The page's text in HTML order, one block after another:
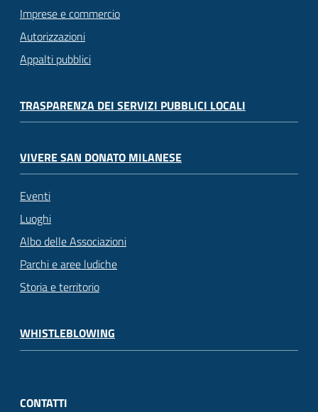
Imprese e commercio
Autorizzazioni
Appalti pubblici
TRASPARENZA DEI SERVIZI PUBBLICI LOCALI
VIVERE SAN DONATO MILANESE
Eventi
Luoghi
Albo delle Associazioni
Parchi e aree ludiche
Storia e territorio
WHISTLEBLOWING
CONTATTI